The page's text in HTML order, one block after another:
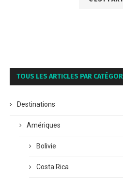
TOUS LES ARTICLES PAR
Destinations
Amériques
Bolivie
Costa Rica